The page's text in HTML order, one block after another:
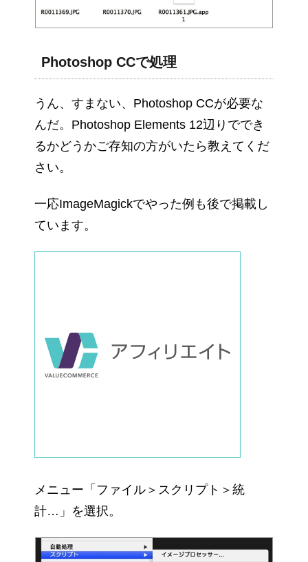
Photoshop CCで処理
うん、すまない、Photoshop CCが必要な
んだ。Photoshop Elements 12辺りででき
るかどうかご存知の方がいたら教えてくだ
さい。
一応ImageMagickでやった例も後で掲載し
ています。
メニュー「ファイル＞スクリプト＞統
計…」を選択。